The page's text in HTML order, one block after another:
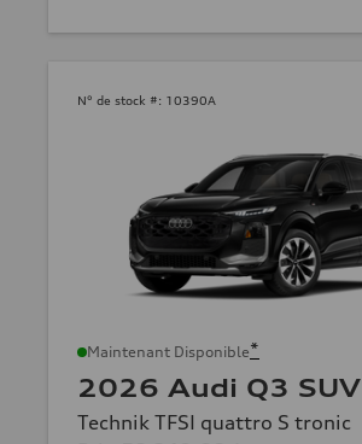
N° de stock #: 10390A
Maintenant Disponible*
2026 Audi Q3 SUV
Technik TFSI quattro S tronic